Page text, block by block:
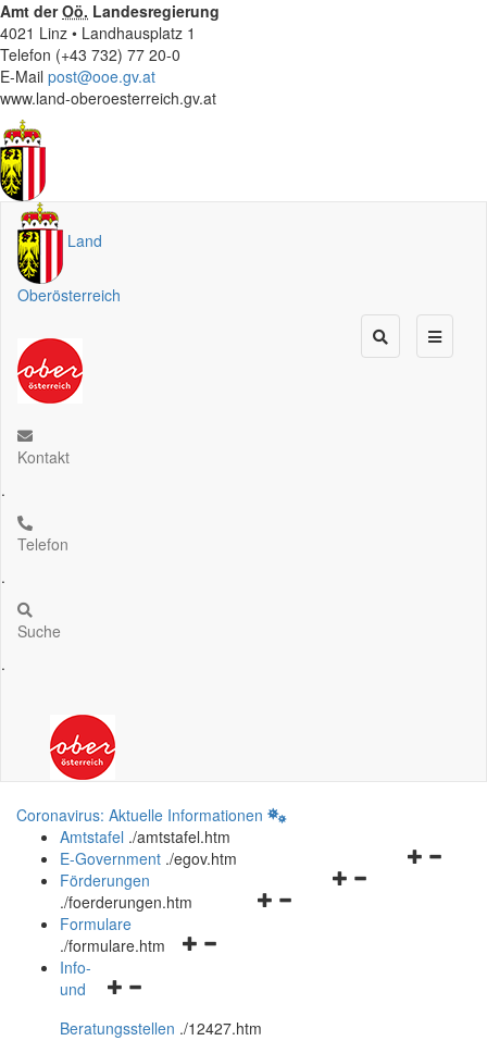
Amt derOö. Landesregierung
4021 Linz • Landhausplatz 1
Telefon (+43 732) 77 20-0
E-Mail post@ooe.gv.at
www.land-oberoesterreich.gv.at
Land
Oberösterreich
Kontakt
.
Telefon
.
Suche
.
Coronavirus: Aktuelle Informationen
Amtstafel ./amtstafel.htm
Navigationsmenü
E-Government ./egov.htm
Navigationsmenü
Förderungen
./foerderungen.htm
Navigationsmenü
Formulare
./formulare.htm
Navigationsmenü
und
Info-
und
Beratungsstellen ./12427.htm